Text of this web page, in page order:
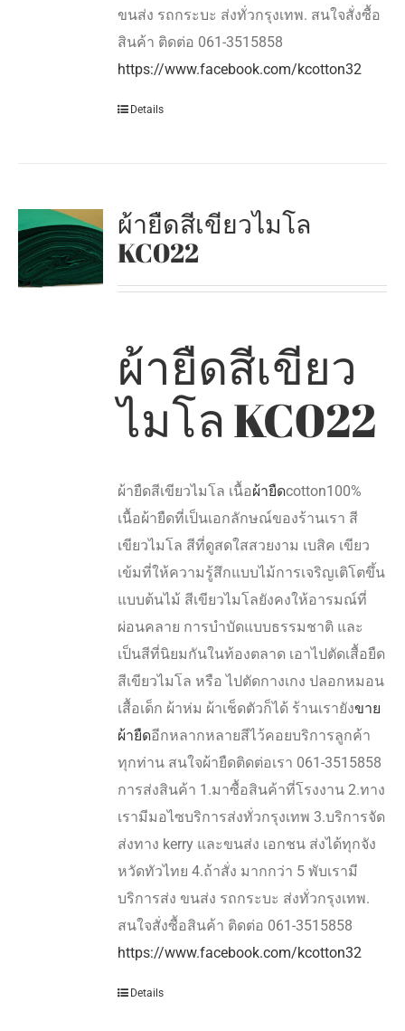
ขนส่ง รถกระบะ ส่งทั่วกรุงเทพ. สนใจสั่งซื้อ
สินค้า ติดต่อ 061-3515858
https://www.facebook.com/kcotton32
Details
ผ้ายืดสีเขียวไมโล
KC022
ผ้ายืดสีเขียว
ไมโล KC022
ผ้ายืดสีเขียวไมโล เนื้อผ้ายืดcotton100%
เนื้อผ้ายืดที่เป็นเอกลักษณ์ของร้านเรา สี
เขียวไมโล สีที่ดูสดใสสวยงาม เบสิค เขียว
เข้มที่ให้ความรู้สึกแบบไม้การเจริญเติโตขึ้น
แบบต้นไม้ สีเขียวไมโลยังคงให้อารมณ์ที่
ผ่อนคลาย การบำบัดแบบธรรมชาติ และ
เป็นสีที่นิยมกันในท้องตลาด เอาไปตัดเสื้อยืด
สีเขียวไมโล หรือ ไปตัดกางเกง ปลอกหมอน
เสื้อเด็ก ผ้าห่ม ผ้าเช็ดตัวก็ได้ ร้านเรายังขาย
ผ้ายืดอีกหลากหลายสีไว้คอยบริการลูกค้า
ทุกท่าน สนใจผ้ายืดติดต่อเรา 061-3515858
การส่งสินค้า 1.มาซื้อสินค้าที่โรงงาน 2.ทาง
เรามีมอไซบริการส่งทั่วกรุงเทพ 3.บริการจัด
ส่งทาง kerry และขนส่ง เอกชน ส่งได้ทุกจัง
หวัดทัวไทย 4.ถ้าสั่ง มากกว่า 5 พับเรามี
บริการส่ง ขนส่ง รถกระบะ ส่งทั่วกรุงเทพ.
สนใจสั่งซื้อสินค้า ติดต่อ 061-3515858
https://www.facebook.com/kcotton32
Details